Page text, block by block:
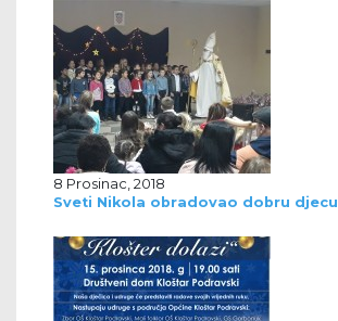
8 Prosinac, 2018
Sveti Nikola obradovao dobru djecu